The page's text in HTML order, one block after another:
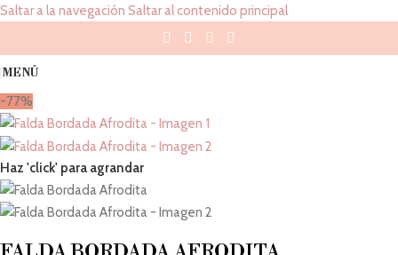
Saltar a la navegación Saltar al contenido principal
MENÚ
-77%
Haz 'click' para agrandar